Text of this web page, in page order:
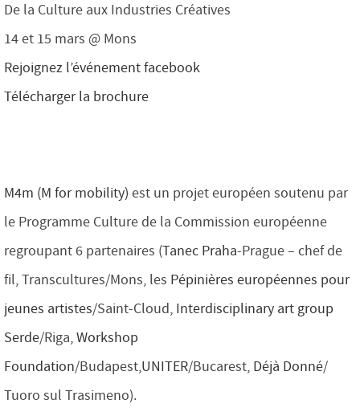
De la Culture aux Industries Créatives
14 et 15 mars @ Mons
Rejoignez l’événement facebook
Télécharger la brochure
M4m (M for mobility) est un projet européen soutenu par
le Programme Culture de la Commission européenne
regroupant 6 partenaires (Tanec Praha-Prague – chef de
fil, Transcultures/Mons, les Pépinières européennes pour
jeunes artistes/Saint-Cloud, Interdisciplinary art group
Serde/Riga,Workshop
Foundation/Budapest,UNITER/Bucarest, Déjà Donné/
Tuoro sul Trasimeno).